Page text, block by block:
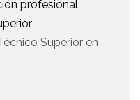
profesional
Superior en